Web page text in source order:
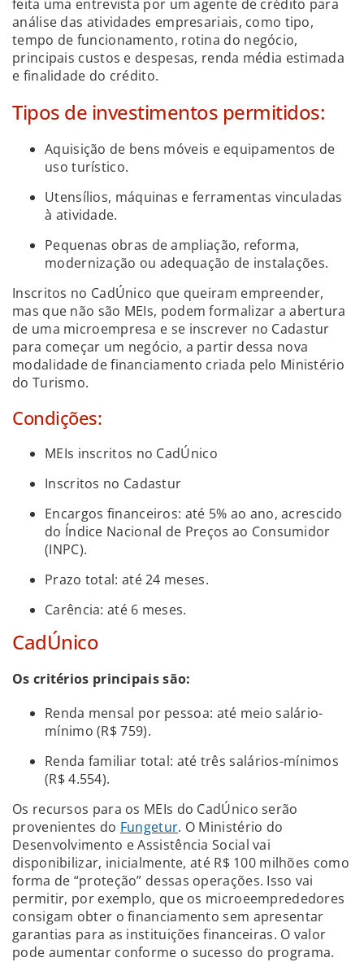
feita uma entrevista por um agente de crédito para
análise das atividades empresariais, como tipo,
tempo de funcionamento, rotina do negócio,
principais custos e despesas, renda média estimada
e finalidade do crédito.
Tipos de investimentos permitidos:
Aquisição de bens móveis e equipamentos de
uso turístico.
Utensílios, máquinas e ferramentas vinculadas
à atividade.
Pequenas obras de ampliação, reforma,
modernização ou adequação de instalações.
Inscritos no CadÚnico que queiram empreender,
mas que não são MEIs, podem formalizar a abertura
de uma microempresa e se inscrever no Cadastur
para começar um negócio, a partir dessa nova
modalidade de financiamento criada pelo Ministério
do Turismo.
Condições:
MEIs inscritos no CadÚnico
Inscritos no Cadastur
Encargos financeiros: até 5% ao ano, acrescido
do Índice Nacional de Preços ao Consumidor
(INPC).
Prazo total: até 24 meses.
Carência: até 6 meses.
CadÚnico
Os critérios principais são:
Renda mensal por pessoa: até meio salário-
mínimo (R$ 759).
Renda familiar total: até três salários-mínimos
(R$ 4.554).
Os recursos para os MEIs do CadÚnico serão
provenientes do Fungetur. O Ministério do
Desenvolvimento e Assistência Social vai
disponibilizar, inicialmente, até R$ 100 milhões como
forma de “proteção” dessas operações. Isso vai
permitir, por exemplo, que os microeemprededores
consigam obter o financiamento sem apresentar
garantias para as instituições financeiras. O valor
pode aumentar conforme o sucesso do programa.